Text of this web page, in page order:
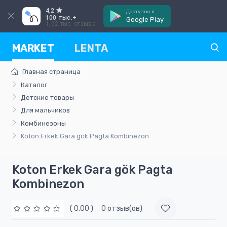
4,2
100 тыс.+
1,92 тыс. отзыва
Доступно в
Google Play
MARKET LENTA
Главная страница
Каталог
Детские товары
Для мальчиков
Комбинезоны
Koton Erkek Gara gök Pagta Kombinezon
Koton Erkek Gara gök Pagta
Kombinezon
( 0.00 ) 0 отзыв(ов)